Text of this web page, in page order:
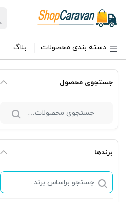
دسته بندی محصولات بلاگ
جستجوی محصول
برندها